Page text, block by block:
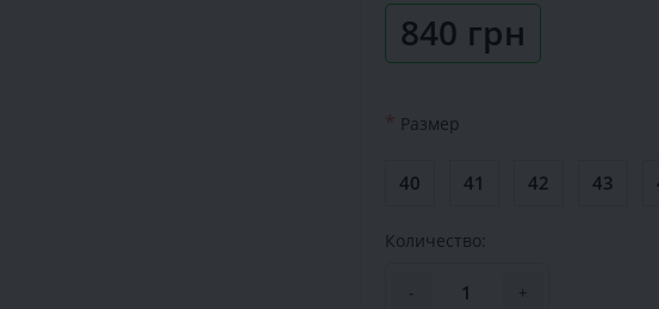
840 грн
* Размер
40 41 42 43
Количество:
- +